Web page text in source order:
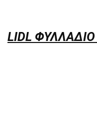
LIDL ΦΥΛΛΑΔΙΟ